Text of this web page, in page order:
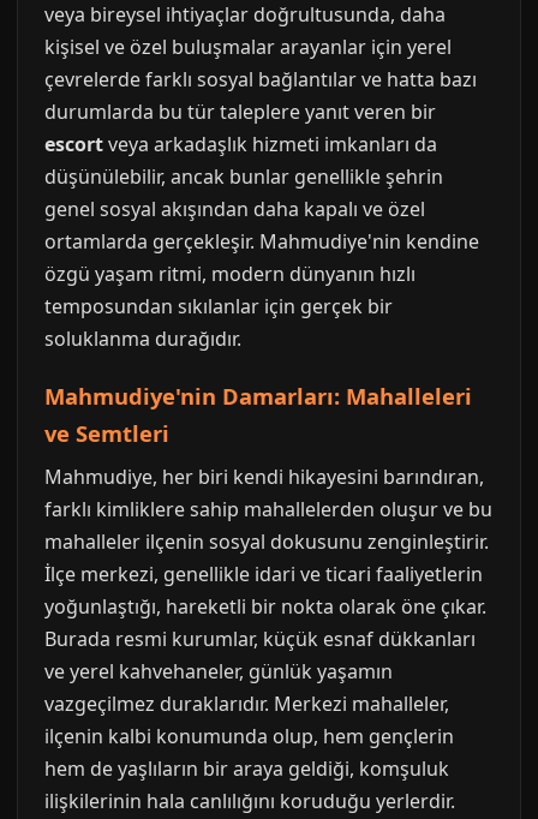
veya bireysel ihtiyaçlar doğrultusunda, daha
kişisel ve özel buluşmalar arayanlar için yerel
çevrelerde farklı sosyal bağlantılar ve hatta bazı
durumlarda bu tür taleplere yanıt veren bir
escortveya arkadaşlık hizmeti imkanları da
düşünülebilir, ancak bunlar genellikle şehrin
genel sosyal akışından daha kapalı ve özel
ortamlarda gerçekleşir. Mahmudiye'nin kendine
özgü yaşam ritmi, modern dünyanın hızlı
temposundan sıkılanlar için gerçek bir
soluklanma durağıdır.
Mahmudiye'nin Damarları: Mahalleleri
ve Semtleri
Mahmudiye, her biri kendi hikayesini barındıran,
farklı kimliklere sahip mahallelerden oluşur ve bu
mahalleler ilçenin sosyal dokusunu zenginleştirir.
İlçe merkezi, genellikle idari ve ticari faaliyetlerin
yoğunlaştığı, hareketli bir nokta olarak öne çıkar.
Burada resmi kurumlar, küçük esnaf dükkanları
ve yerel kahvehaneler, günlük yaşamın
vazgeçilmez duraklarıdır. Merkezi mahalleler,
ilçenin kalbi konumunda olup, hem gençlerin
hem de yaşlıların bir araya geldiği, komşuluk
ilişkilerinin hala canlılığını koruduğu yerlerdir.